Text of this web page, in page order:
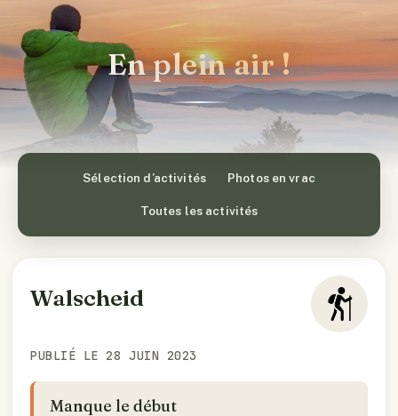
En plein air !
Sélection d’activités Photos en vrac
Toutes les activités
Walscheid
PUBLIÉ LE 28 JUIN 2023
Manque le début